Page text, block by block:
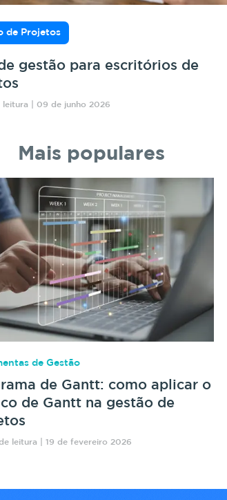
de Projetos
gestão para escritórios de
leitura | 09 de junho 2026
Mais populares
de Gestão
de Gantt: como aplicar o
de Gantt na gestão de
leitura | 19 de fevereiro 2026